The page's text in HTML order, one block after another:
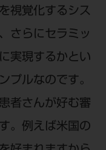
視覚化するシス
さらにセラミッ
実現するかとい
プルなのです。
者さんが好む審
。例えば米国の